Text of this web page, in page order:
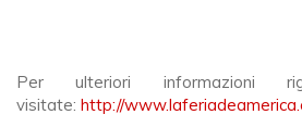
Per ulteriori informazioni
visitate: http://